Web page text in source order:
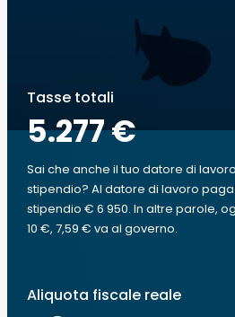
Tasse totali
5.277 €
Sai che anche il tuo datore di
stipendio? Al datore di lavoro paga
stipendio € 6 950. In altre parole,
10 €, 7,59 € va al governo.
Aliquota fiscale reale